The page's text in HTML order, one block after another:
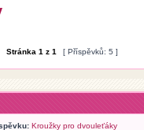
Stránka1 z1 [ Příspěvků: 5 ]
Kroužky pro dvouleťáky